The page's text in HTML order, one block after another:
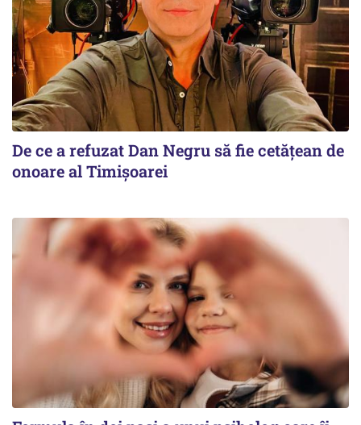
De ce a refuzat Dan Negru să fie cetățean de
onoare al Timișoarei